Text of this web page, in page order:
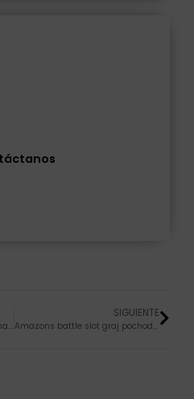
Divine Fortune Najlepsze automaty do gry online Gry hazardowe Za darmo Automaty
SIGUIENTE
Amazons battle slot graj pochodzące z mummy 150 darmowych recenzji spins mocą mitycznych wojowniczek